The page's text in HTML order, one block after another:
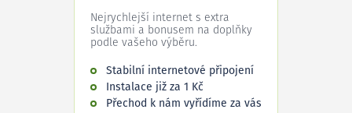
Nejrychlejší internet s extra
službami a bonusem na doplňky
podle vašeho výběru.
Stabilní internetové připojení
Instalace již za 1 Kč
Přechod k nám vyřídíme za vás